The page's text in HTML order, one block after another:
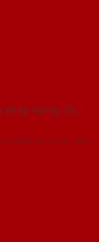
thép hàng đầu
| Đơn